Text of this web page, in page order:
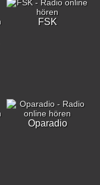
FSK
Oparadio